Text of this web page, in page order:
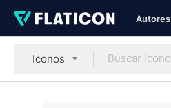
Autores
Iconos